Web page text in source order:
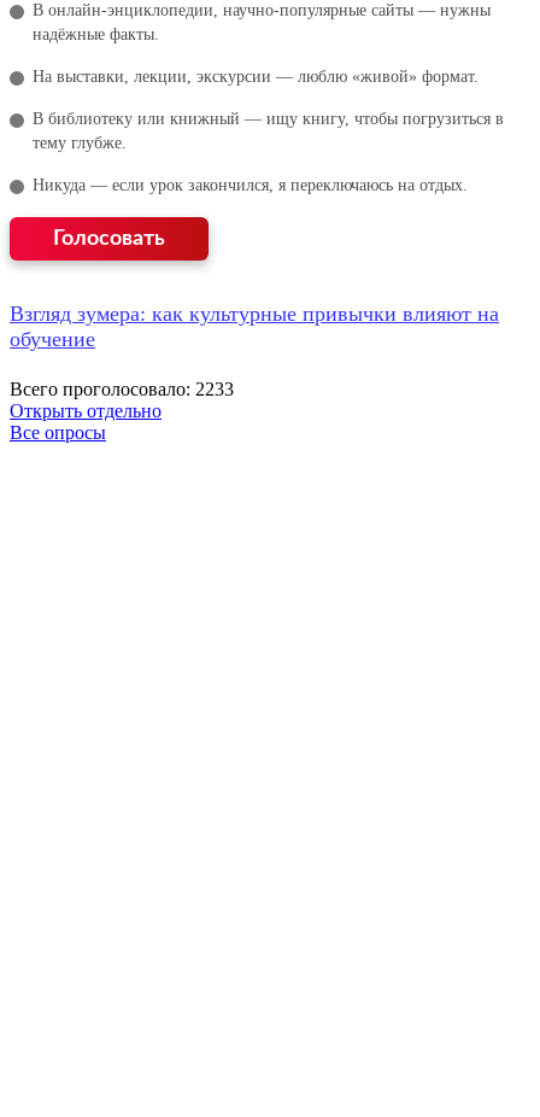
В онлайн‑энциклопедии, научно‑популярные сайты — нужны
надёжные факты.
На выставки, лекции, экскурсии — люблю «живой» формат.
В библиотеку или книжный — ищу книгу, чтобы погрузиться в
тему глубже.
Никуда — если урок закончился, я переключаюсь на отдых.
Взгляд зумера: как культурные привычки влияют на
обучение
Всего проголосовало: 2233
Открыть отдельно
Все опросы